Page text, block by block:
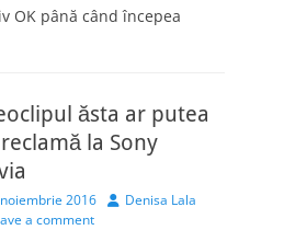
OK până când începea
ăsta ar putea
la Sony
2016 AuthorDenisa Lala
a comment